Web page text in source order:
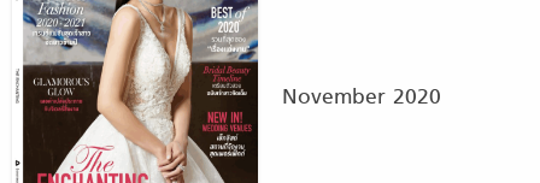
November 2020